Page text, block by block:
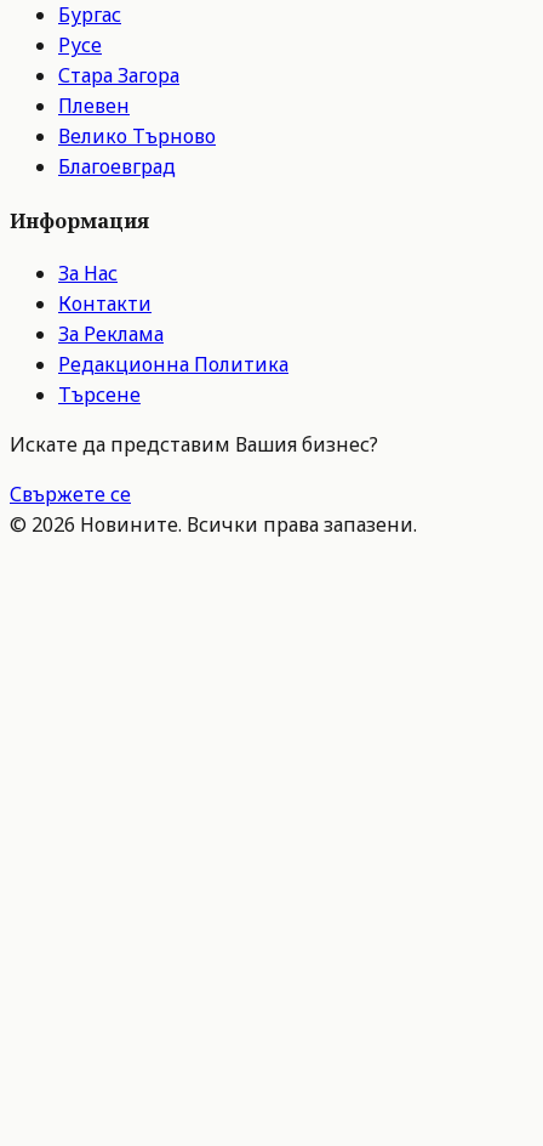
Бургас
Русе
Стара Загора
Плевен
Велико Търново
Благоевград
Информация
За Нас
Контакти
За Реклама
Редакционна Политика
Търсене
Искате да представим Вашия бизнес?
Свържете се
© 2026 Новините. Всички права запазени.